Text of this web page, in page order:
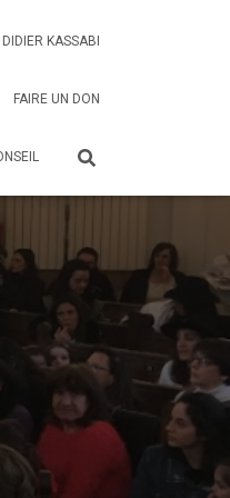
KASSABI
FAIRE UN DON